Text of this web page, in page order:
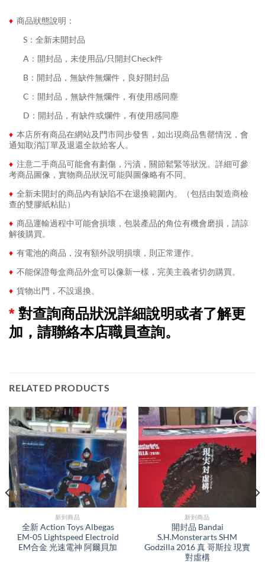
♦ 商品狀態說明：
S：全新未開封品
A：開封品，未使用品/只開封Check件
B：開封品，無缺件無爛件，良好開封品
C：開封品，無缺件無爛件，有使用感同塵
D：開封品，有缺件或爛件，有使用感同塵
♦ 本店所有商品在網站及門市同步發售，如出現商品售罄情況，會
通知取消訂單及退還全款給客人。
♦ 注意二手商品可能會有劃傷，污漬，關節鬆緊等狀況。詳細可參
考商品圖像，實物商品狀況可能與圖像略有不同。
♦ 全新未開封的商品內有缺陷不在退換範圍內。（包括由製造商檢
查的雙膠紙粘貼）
♦ 商品運輸過程中可能會損壞，包裝產品的角位有機會磨損，請諒
解後購買。
♦ 有電池的商品，沒有額外說明損壞，則正常運作。
♦ 不能保證每盒商品外盒可以像新一樣，完美主義者切勿購買。
♦ 貨物出門，不設退換。
* 對查詢商品狀況詳細說明或者了解更
加，請聯絡本店職員查詢。
RELATED PRODUCTS
新到商品​
全新 Action Toys Albegas
EM-05 Lightspeed Electroid
EM合金 光速電神 阿爾貝加
新到商品​
開封品 Bandai
S.H.Monsterarts SHM
Godzilla 2016 真 哥斯拉 現實
對虛構